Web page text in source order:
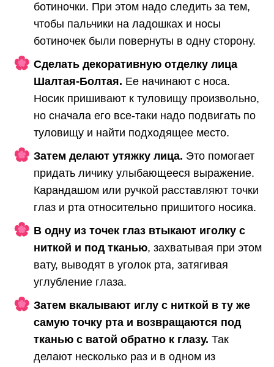
ботиночки. При этом надо следить за тем,
чтобы пальчики на ладошках и носы
ботиночек были повернуты в одну сторону.
Сделать декоративную отделку лица
Шалтая-Болтая. Ее начинают с носа.
Носик пришивают к туловищу произвольно,
но сначала его все-таки надо подвигать по
туловищу и найти подходящее место.
Затем делают утяжку лица. Это помогает
придать личику улыбающееся выражение.
Карандашом или ручкой расставляют точки
глаз и рта относительно пришитого носика.
В одну из точек глаз втыкают иголку с
ниткой и под тканью, захватывая при этом
вату, выводят в уголок рта, затягивая
углубление глаза.
Затем вкалывают иглу с ниткой в ту же
самую точку рта и возвращаются под
тканью с ватой обратно к глазу. Так
делают несколько раз и в одном из